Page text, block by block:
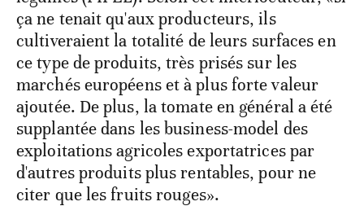
ça ne tenait qu'aux producteurs, ils
cultiveraient la totalité de leurs surfaces en
ce type de produits, très prisés sur les
marchés européens et à plus forte valeur
ajoutée. De plus, la tomate en général a été
supplantée dans les business-model des
exploitations agricoles exportatrices par
d'autres produits plus rentables, pour ne
citer que les fruits rouges».